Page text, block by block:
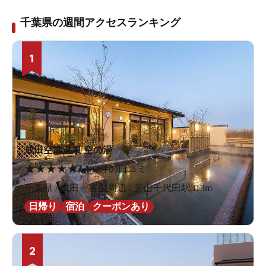
千葉県の週間アクセスランキング
1
成田空港温泉 空の湯
★★★★★4.182件の口コミ
千葉県 / 成田・富里周辺 / 芝山千代田駅313m
日帰り
宿泊 クーポンあり
2